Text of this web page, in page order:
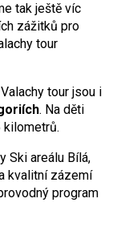
tak ještě víc
zážitků pro
tour
tour jsou i
. Na děti
kilometrů.
Ski areálu Bílá,
kvalitní zázemí
program